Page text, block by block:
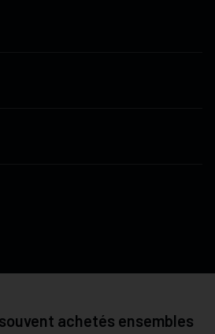
achetés ensembles